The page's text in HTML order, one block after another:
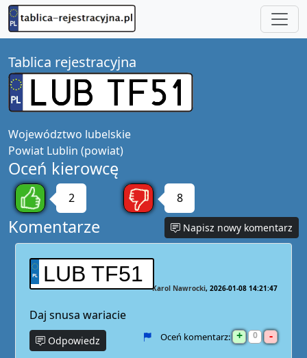
Tablica rejestracyjna
Województwo lubelskie
Powiat Lublin (powiat)
Oceń kierowcę
2 8
Komentarze Napisz nowy komentarz
LUB TF51
Karol Nawrocki 2026-01-08 14:21:47
Daj snusa wariacie
Odpowiedz Oceń komentarz: + 0 -